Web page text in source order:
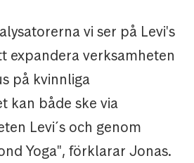
vi ser på Levi's
expandera verksamheten
på kvinnliga
kan både ske via
Levi´s och genom
Yoga", förklarar Jonas.